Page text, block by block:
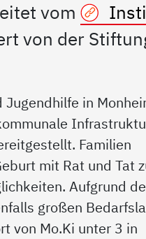
vom
von der
in
Familien
mit Rat und Tat
Aufgrund
großen
von Mo.Ki unter 3 in